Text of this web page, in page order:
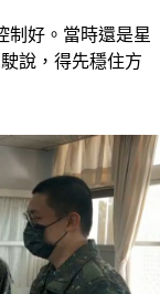
制好。當時還是星
說，得先穩住方